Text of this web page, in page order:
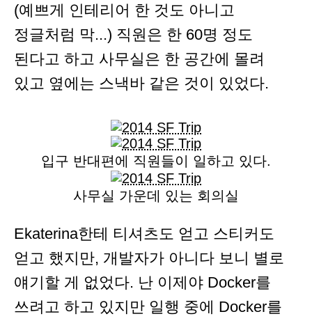
(예쁘게 인테리어 한 것도 아니고
정글처럼 막...) 직원은 한 60명 정도
된다고 하고 사무실은 한 공간에 몰려
있고 옆에는 스낵바 같은 것이 있었다.
입구 반대편에 직원들이 일하고 있다.
사무실 가운데 있는 회의실
Ekaterina한테 티셔츠도 얻고 스티커도
얻고 했지만, 개발자가 아니다 보니 별로
얘기할 게 없었다. 난 이제야 Docker를
쓰려고 하고 있지만 일행 중에 Docker를